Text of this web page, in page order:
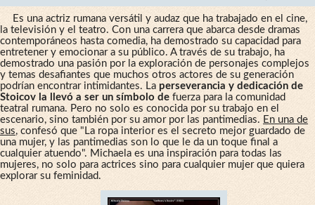
Es una actriz rumana versátil y audaz que ha trabajado en el cine,
la televisión y el teatro. Con una carrera que abarca desde dramas
contemporáneos hasta comedia, ha demostrado su capacidad para
entretener y emocionar a su público. A través de su trabajo, ha
demostrado una pasión por la exploración de personajes complejos
y temas desafiantes que muchos otros actores de su generación
podrían encontrar intimidantes. La perseverancia y dedicación de
Stoicov la llevó a ser un símbolo de fuerza para la comunidad
teatral rumana. Pero no solo es conocida por su trabajo en el
escenario, sino también por su amor por las pantimedias. En una de
sus, confesó que "La ropa interior es el secreto mejor guardado de
una mujer, y las pantimedias son lo que le da un toque final a
cualquier atuendo". Michaela es una inspiración para todas las
mujeres, no solo para actrices sino para cualquier mujer que quiera
explorar su feminidad.